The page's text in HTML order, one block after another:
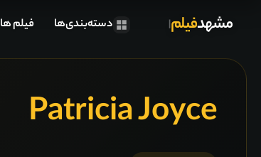
مشهدفیلم دسته‌بندی‌ها فیلم ها
Patricia Joyce